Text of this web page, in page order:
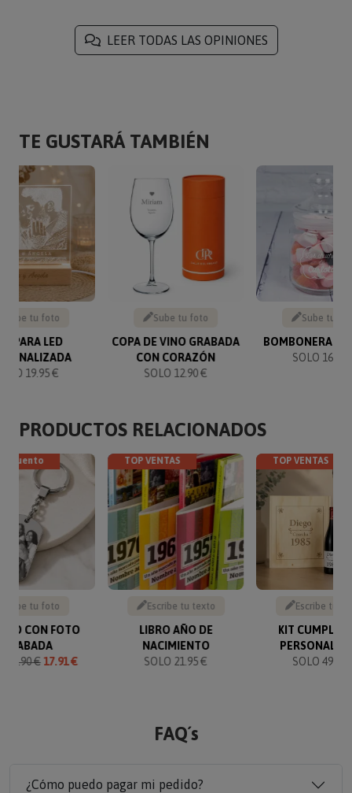
LEER TODAS LAS OPINIONES
TE GUSTARÁ TAMBIÉN
Sube tu foto
LED
19.95 €
Sube tu foto
COPA DE VINO GRABADA
CON CORAZÓN
SOLO 12.90 €
Sube tu
BOMBONERA
SOLO 16.90
PRODUCTOS RELACIONADOS
Sube tu foto
CON FOTO
GRABADA
19.90 €17.91 €
TOP VENTAS
Escribe tu texto
LIBRO AÑO DE
NACIMIENTO
SOLO 21.95 €
TOP VENTAS
Escribe tu
KIT
SOLO 49.90
FAQ´s
¿Cómo puedo pagar mi pedido?